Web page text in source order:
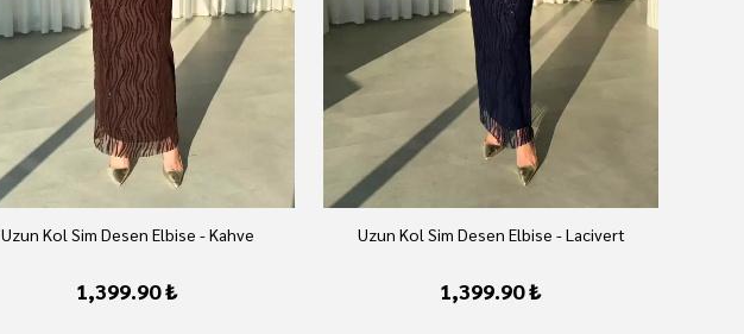
Uzun Kol Sim Desen Elbise - Kahve
1,399.90 ₺
Uzun Kol Sim Desen Elbise - Lacivert
1,399.90 ₺